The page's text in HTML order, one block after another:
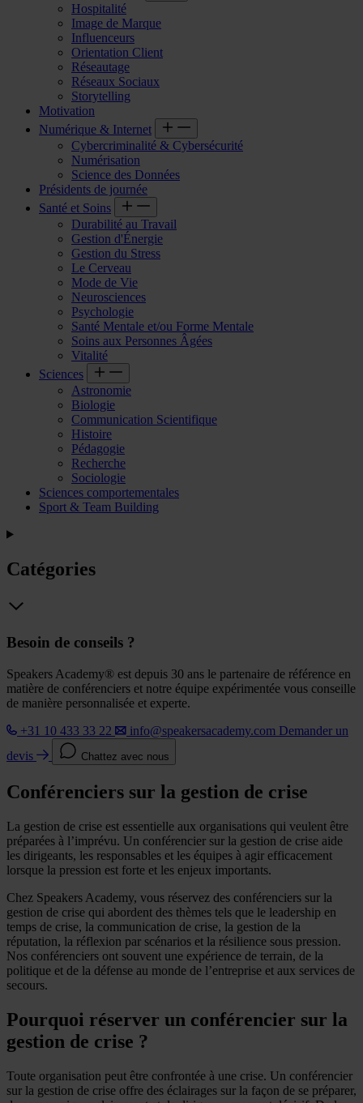
Hospitalité
Image de Marque
Influenceurs
Orientation Client
Réseautage
Réseaux Sociaux
Storytelling
Motivation
Numérique & Internet
Cybercriminalité & Cybersécurité
Numérisation
Science des Données
Présidents de journée
Santé et Soins
Durabilité au Travail
Gestion d'Énergie
Gestion du Stress
Le Cerveau
Mode de Vie
Neurosciences
Psychologie
Santé Mentale et/ou Forme Mentale
Soins aux Personnes Âgées
Vitalité
Sciences
Astronomie
Biologie
Communication Scientifique
Histoire
Pédagogie
Recherche
Sociologie
Sciences comportementales
Sport & Team Building
Catégories
Besoin de conseils ?
Speakers Academy® est depuis 30 ans le partenaire de référence en
matière de conférenciers et notre équipe expérimentée vous conseille
de manière personnalisée et experte.
+31 10 433 33 22
info@speakersacademy.com Demander un
devis
Chattez avec nous
Conférenciers sur la gestion de crise
La gestion de crise est essentielle aux organisations qui veulent être
préparées à l’imprévu. Un conférencier sur la gestion de crise aide
les dirigeants, les responsables et les équipes à agir efficacement
lorsque la pression est forte et les enjeux importants.
Chez Speakers Academy, vous réservez des conférenciers sur la
gestion de crise qui abordent des thèmes tels que le leadership en
temps de crise, la communication de crise, la gestion de la
réputation, la réflexion par scénarios et la résilience sous pression.
Nos conférenciers ont souvent une expérience de terrain, de la
politique et de la défense au monde de l’entreprise et aux services de
secours.
Pourquoi réserver un conférencier sur la
gestion de crise ?
Toute organisation peut être confrontée à une crise. Un conférencier
sur la gestion de crise offre des éclairages sur la façon de se préparer,